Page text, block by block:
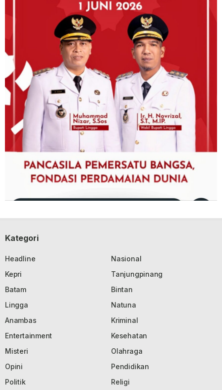
Kategori
Headline
Nasional
Kepri
Tanjungpinang
Batam
Bintan
Lingga
Natuna
Anambas
Kriminal
Entertainment
Kesehatan
Misteri
Olahraga
Opini
Pendidikan
Politik
Religi